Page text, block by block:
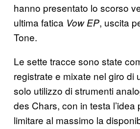
hanno presentato lo scorso
ultima fatica Vow EP, uscita
Tone.
Le sette tracce sono state
registrate e mixate nel giro di
solo utilizzo di strumenti
des Chars, con in testa l’idea
limitare al massimo la